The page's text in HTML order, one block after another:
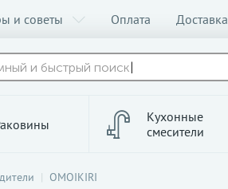
и советы Оплата Доставка
и быстрый поиск
Кухонные
смесители
OMOIKIRI